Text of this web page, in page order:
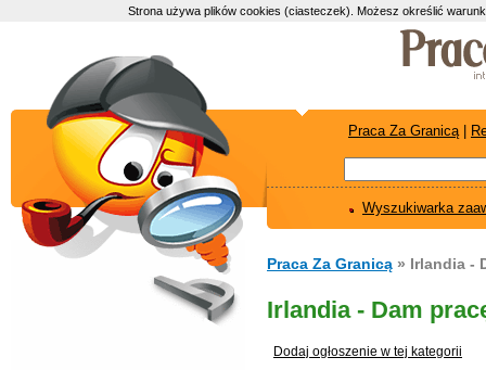
Praca Za Granicą|
Wyszukiwarka
Praca Za Granicą » Irlandia -
Irlandia - Dam
Dodaj ogłoszenie w tej kategorii
Strona używa plików cookies (ciasteczek). Możesz określić